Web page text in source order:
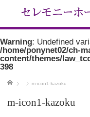
Warning: Undefined
/home/ponynet02/ch-
content/themes/
398
ホーム m-icon1-kazoku
m-icon1-kazoku